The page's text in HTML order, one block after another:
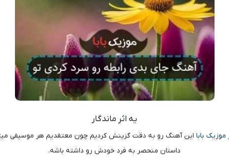
یه اثر ماندگار
موزیک بابا این آهنگ رو به دقت گزینش کردیم چون معتقدیم هر موسیقی
داستان منحصر به فرد خودش رو داشته باشه.